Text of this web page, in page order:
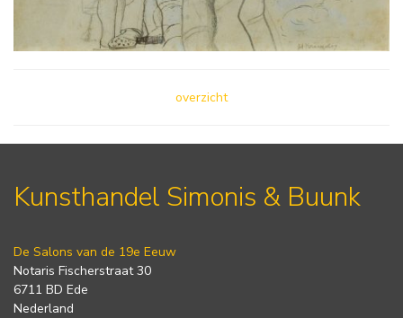
overzicht
Kunsthandel Simonis & Buunk
De Salons van de 19e Eeuw
Notaris Fischerstraat 30
6711 BD Ede
Nederland